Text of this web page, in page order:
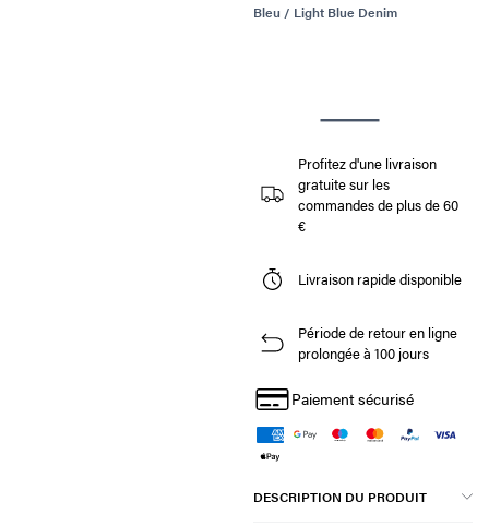
Bleu / Light Blue Denim
Profitez d'une livraison
gratuite sur les
commandes de plus de 60
€
Livraison rapide disponible
Période de retour en ligne
prolongée à 100 jours
Paiement sécurisé
DESCRIPTION DU PRODUIT